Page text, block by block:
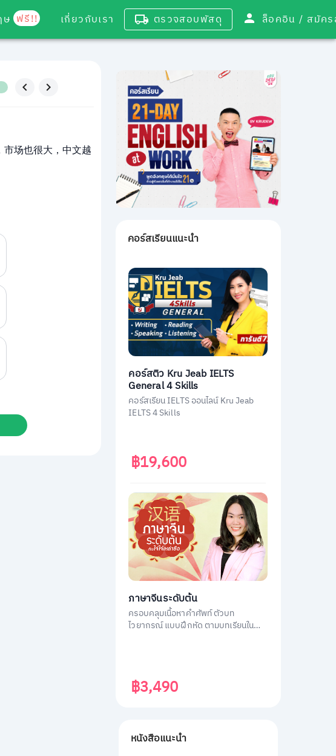
ษ ฟรี!! เกี่ยวกับเรา ตรวจสอบพัสดุ ล็อคอิน /
场也很大，中文越
คอร์สเรียนแนะนำ
คอร์สติว Kru Jeab IELTS
General 4 Skills
คอร์สเรียน IELTS ออนไลน์ Kru Jeab
IELTS 4 Skills
฿19,600
ภาษาจีนระดับต้น
ครอบคลุมเนื้อหาคำศัพท์ ตัวบท
ไวยากรณ์ แบบฝึกหัด ตามบทเรียนใน
฿3,490
หนังสือแนะนำ